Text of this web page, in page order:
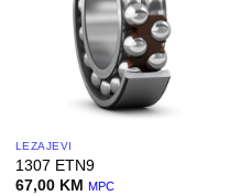
LEŽAJEVI
1307 ETN9
67,00 KM MPC